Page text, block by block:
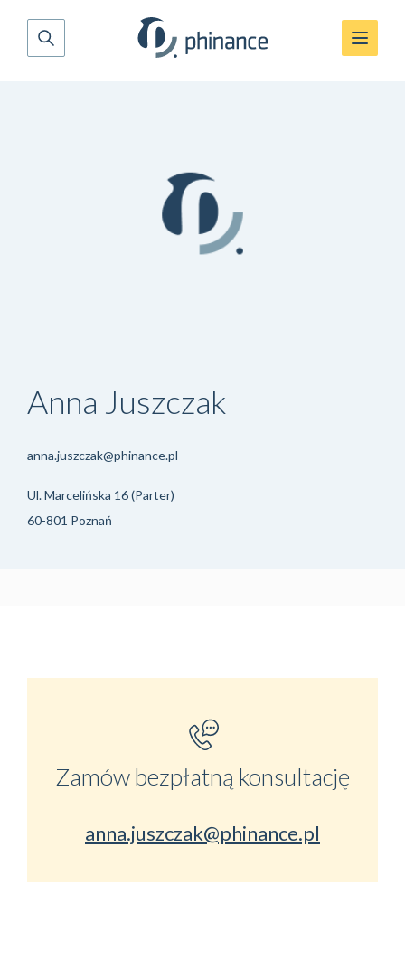
Anna Juszczak
anna.juszczak@phinance.pl
Ul. Marcelińska 16 (Parter)
60-801 Poznań
Zamów bezpłatną konsultację
anna.juszczak@phinance.pl